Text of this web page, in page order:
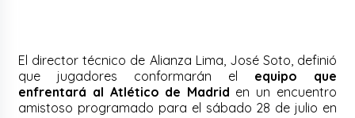
El director técnico de Alianza Lima, José Soto, definió
que jugadores conformarán el equipo que
enfrentará al Atlético de Madrid en un encuentro
amistoso programado para el sábado 28 de julio en